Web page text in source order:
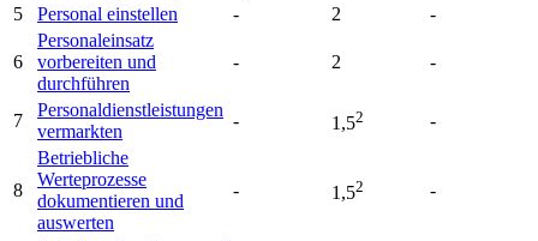
5
Personal einstellen - 2 -
6
Personaleinsatz
vorbereiten und
durchführen
- 2 -
7
Personaldienstleistungen
vermarkten
- 1,52 -
8
Betriebliche
Werteprozesse
dokumentieren und
auswerten
- 1,52 -